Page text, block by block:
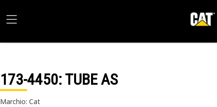
173-4450: TUBE AS
Marchio: Cat